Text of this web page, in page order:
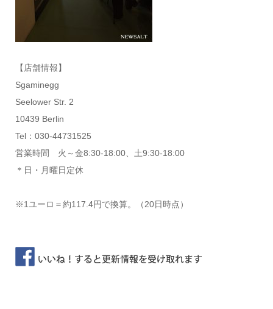
【店舗情報】
Sgaminegg
Seelower Str. 2
10439 Berlin
Tel：030-44731525
営業時間 火～金8:30-18:00、土9:30-18:00
＊日・月曜日定休
※1ユーロ＝約117.4円で換算。（20日時点）